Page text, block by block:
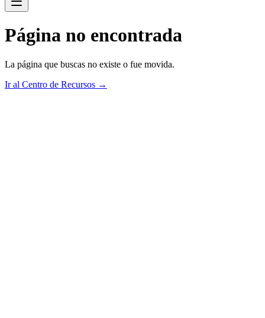
Página no encontrada
La página que buscas no existe o fue movida.
Ir al Centro de Recursos →